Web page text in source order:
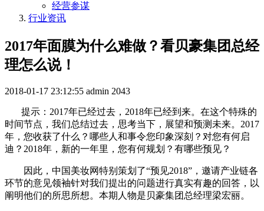
经营参谋
行业资讯
2017年面膜为什么难做？看贝豪集团总经
理怎么说！
2018-01-17 23:12:55 admin 2043
提示：2017年已经过去，2018年已经到来。在这个特殊的
时间节点，我们总结过去，思考当下，展望和预测未来。2017
年，您收获了什么？哪些人和事令您印象深刻？对您有何启
迪？2018年，新的一年里，您有何规划？有哪些预见？
因此，中国美妆网特别策划了“预见2018”，邀请产业链各
环节的意见领袖针对我们提出的问题进行真实有趣的回答，以
阐明他们的所思所想。本期人物是贝豪集团总经理梁宏丽。